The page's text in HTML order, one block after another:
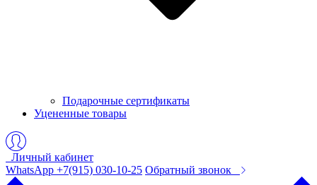
Подарочные сертификаты
Уцененные товары
Личный кабинет
WhatsApp +7(915) 030-10-25 Обратный звонок